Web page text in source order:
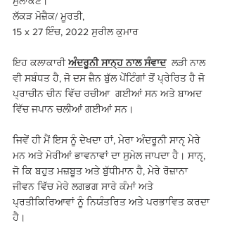
ਲੱਕੜ ਮੋਜ਼ੈਕ/ ਮੂਰਤੀ,
15 x 27 ਇੰਚ, 2022 ਸੁਰੀਲ ਕੁਮਾਰ
ਇਹ ਕਲਾਕਾਰੀ ਅੰਦਰੂਨੀ ਸਾਨ੍ਹ ਨਾਲ ਸੰਵਾਦ ਲੜੀ ਨਾਲ
ਵੀ ਸਬੰਧਤ ਹੈ, ਜੋ ਦਸ ਜ਼ੈਨ ਬੁੱਲ ਪੇਂਟਿੰਗਾਂ ਤੋਂ ਪ੍ਰੇਰਿਤ ਹੈ ਜੋ
ਪ੍ਰਾਚੀਨ ਚੀਨ ਵਿੱਚ ਰਚੀਆ  ਗਈਆਂ ਸਨ ਅਤੇ ਬਾਅਦ
ਵਿੱਚ ਜਪਾਨ ਚਲੀਆਂ ਗਈਆਂ ਸਨ।
ਜਿਵੇਂ ਹੀ ਮੈਂ ਇਸ ਨੂੰ ਦੇਖਦਾ ਹਾਂ, ਮੇਰਾ ਅੰਦਰੂਨੀ ਸਾਨੵ ਮੇਰੇ
ਮਨ ਅਤੇ ਮੇਰੀਆਂ ਭਾਵਨਾਵਾਂ ਦਾ ਸੁਮੇਲ ਜਾਪਦਾ ਹੈ। ਸਾਨੵ,
ਜੋ ਕਿ ਬਹੁਤ ਮਜ਼ਬੂਤ ਅਤੇ ਬੁੱਧੀਮਾਨ ਹੈ, ਮੇਰੇ ਰੋਜ਼ਾਨਾ
ਜੀਵਨ ਵਿੱਚ ਮੇਰੇ ਲਗਭਗ ਸਾਰੇ ਕੰਮਾਂ ਅਤੇ
ਪ੍ਰਤੀਕਿਰਿਆਵਾਂ ਨੂੰ ਨਿਯੰਤਰਿਤ ਅਤੇ ਪਰਭਾਵਿਤ ਕਰਦਾ
ਹੈ।